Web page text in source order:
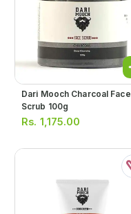
Dari Mooch Charcoal Face
Scrub 100g
Rs. 1,175.00